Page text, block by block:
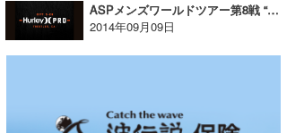
ASPメンズワールドツアー第8戦 “HURLEY PRO AT TRESTLES” 9月9日より開催!!
2014年09月09日